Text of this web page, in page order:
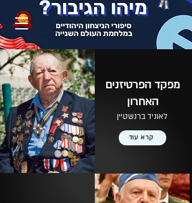
מפקד הפרטיזנים
האחרון
לאוניד ברנשטיין
קרא עוד